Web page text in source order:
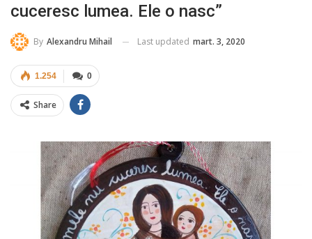
cuceresc lumea. Ele o nasc”
By Alexandru Mihail Last updated mart. 3, 2020
0
1.254
Share